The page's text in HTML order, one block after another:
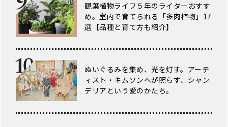
観葉植物ライフ５年のライターおすす
め。室内で育てられる「多肉植物」17
選【品種と育て方も紹介】
ぬいぐるみを集め、光を灯す。アーテ
ィスト・キムソンへが照らす、シャン
デリアという愛のかたち。